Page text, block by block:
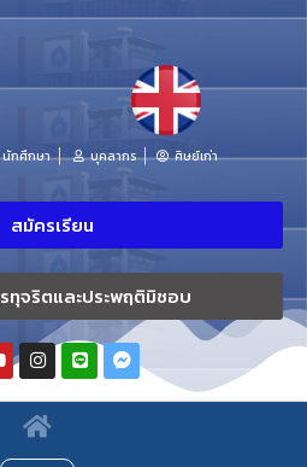
นักศึกษา บุคลากร ศิษย์เก่า
สมัครเรียน
ทุจริตและประพฤติมิชอบ